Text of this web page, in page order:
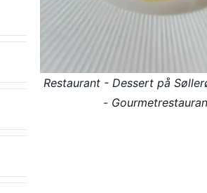
Restaurant - Dessert på
-